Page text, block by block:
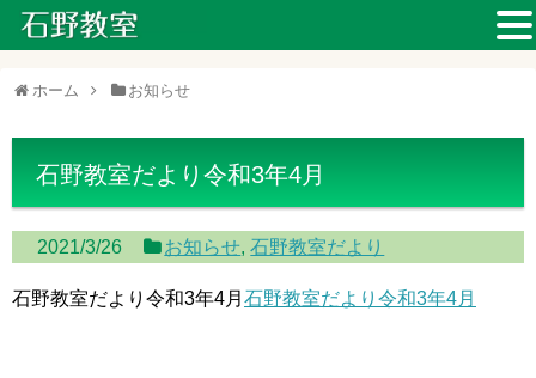
ホーム お知らせ
石野教室だより令和3年4月
2021/3/26 お知らせ,石野教室だより
石野教室だより令和3年4月 石野教室だより令和3年4月